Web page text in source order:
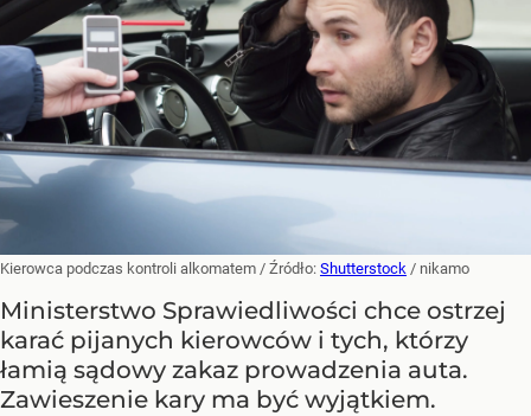
Kierowca podczas kontroli alkomatem / Źródło: Shutterstock / nikamo
Ministerstwo Sprawiedliwości chce ostrzej
karać pijanych kierowców i tych, którzy
łamią sądowy zakaz prowadzenia auta.
Zawieszenie kary ma być wyjątkiem.